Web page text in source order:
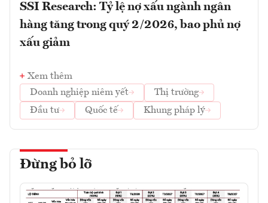
SSI Research: Tỷ lệ nợ xấu ngành ngân
hàng tăng trong quý 2/2026, bao phủ nợ
xấu giảm
Xem thêm
Doanh nghiệp niêm yết
Thị trường
Đầu tư
Quốc tế Khung pháp lý
Đừng bỏ lỡ